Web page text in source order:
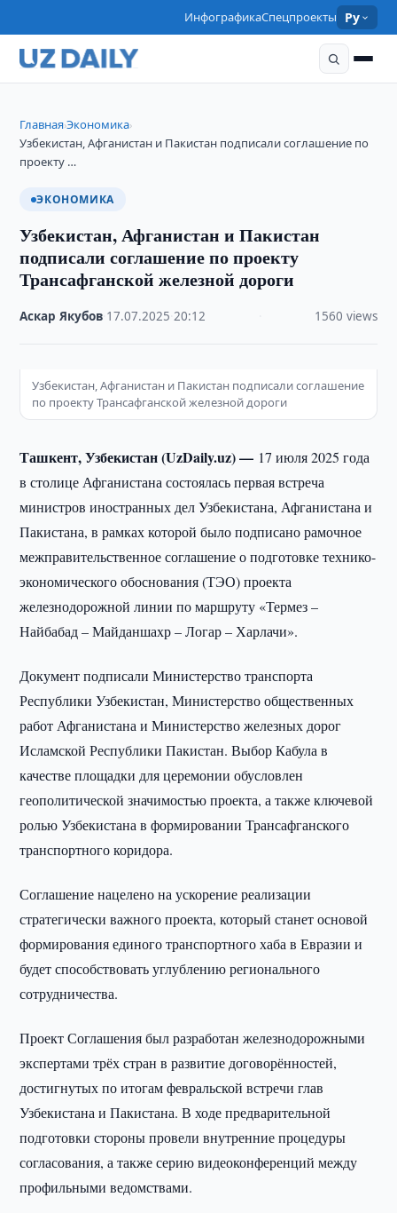
ИнфографикаСпецпроекты Ру
Главная›Экономика›
Узбекистан, Афганистан и Пакистан подписали соглашение по
проекту …
ЭКОНОМИКА
Узбекистан, Афганистан и Пакистан
подписали соглашение по проекту
Трансафганской железной дороги
Аскар Якубов 17.07.2025 ·20:12 1560 views
Узбекистан, Афганистан и Пакистан подписали соглашение
по проекту Трансафганской железной дороги
Ташкент, Узбекистан (UzDaily.uz) — 17 июля 2025 года
в столице Афганистана состоялась первая встреча
министров иностранных дел Узбекистана, Афганистана и
Пакистана, в рамках которой было подписано рамочное
межправительственное соглашение о подготовке технико-
экономического обоснования (ТЭО) проекта
железнодорожной линии по маршруту «Термез –
Найбабад – Майданшахр – Логар – Харлачи».
Документ подписали Министерство транспорта
Республики Узбекистан, Министерство общественных
работ Афганистана и Министерство железных дорог
Исламской Республики Пакистан. Выбор Кабула в
качестве площадки для церемонии обусловлен
геополитической значимостью проекта, а также ключевой
ролью Узбекистана в формировании Трансафганского
транспортного коридора.
Соглашение нацелено на ускорение реализации
стратегически важного проекта, который станет основой
формирования единого транспортного хаба в Евразии и
будет способствовать углублению регионального
сотрудничества.
Проект Соглашения был разработан железнодорожными
экспертами трёх стран в развитие договорённостей,
достигнутых по итогам февральской встречи глав
Узбекистана и Пакистана. В ходе предварительной
подготовки стороны провели внутренние процедуры
согласования, а также серию видеоконференций между
профильными ведомствами.